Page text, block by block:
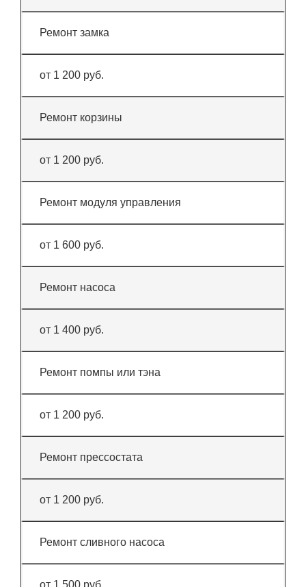
Ремонт замка
от 1 200 руб.
Ремонт корзины
от 1 200 руб.
Ремонт модуля управления
от 1 600 руб.
Ремонт насоса
от 1 400 руб.
Ремонт помпы или тэна
от 1 200 руб.
Ремонт прессостата
от 1 200 руб.
Ремонт сливного насоса
от 1 500 руб.